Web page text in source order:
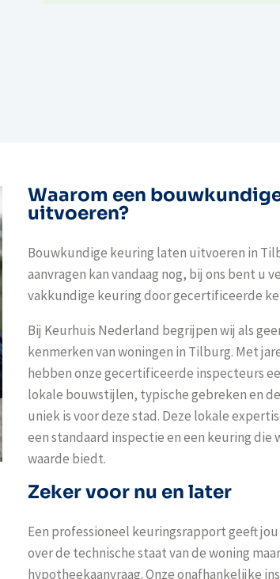
Waarom een
uitvoeren?
Bouwkundige keuring laten uitvoeren in
aanvragen kan vandaag nog, bij ons bent u
vakkundige keuring door gecertificeerde
Bij Keurhuis Nederland begrijpen wij als
kenmerken van woningen in Tilburg. Met
hebben onze gecertificeerde inspecteurs
lokale bouwstijlen, typische gebreken en
uniek is voor deze stad. Deze lokale
een standaard inspectie en een keuring
waarde biedt.
Zeker voor nu en later
Een professioneel keuringsrapport geeft
over de technische staat van de woning
hypotheekaanvraag. Onze onafhankelijke